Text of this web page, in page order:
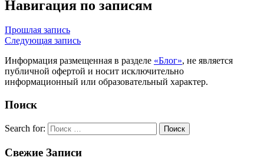
Навигация по записям
Прошлая запись
Следующая запись
Информация размещенная в разделе «Блог», не является
публичной офертой и носит исключительно
информационный или образовательный характер.
Поиск
Search for: Поиск
Свежие Записи